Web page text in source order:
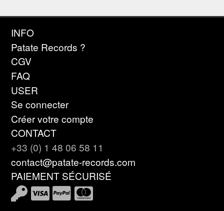
INFO
Patate Records ?
CGV
FAQ
USER
Se connecter
Créer votre compte
CONTACT
+33 (0) 1 48 06 58 11
contact@patate-records.com
PAIEMENT SÉCURISÉ